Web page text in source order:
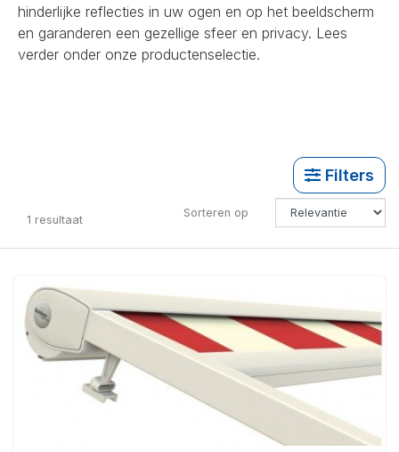
hinderlijke reflecties in uw ogen en op het beeldscherm
en garanderen een gezellige sfeer en privacy. Lees
verder onder onze productenselectie.
Filters
1 resultaat Sorteren op